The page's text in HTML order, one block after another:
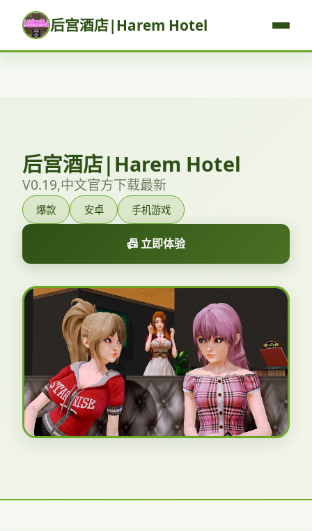
后宫酒店|Harem Hotel
后宫酒店|Harem Hotel
V0.19,中文官方下载最新
爆款 安卓 手机游戏
📠 立即体验